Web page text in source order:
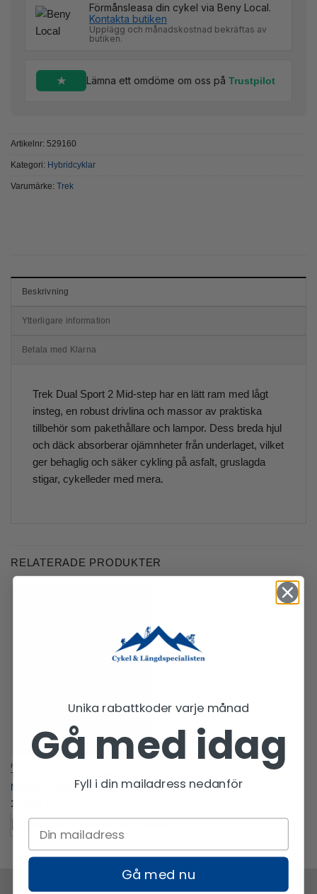
Förmånsleasa din cykel via Beny Local.
Kontakta butiken
Upplägg och månadskostnad bekräftas av
butiken.
Lämna ett omdöme om oss på Trustpilot
Artikelnr: 529160
Kategori: Hybridcyklar
Varumärke: Trek
Beskrivning
Ytterligare information
Betala med Klarna
Trek Dual Sport 2 Mid-step har en lätt ram med lågt
insteg, en robust drivlina och massor av praktiska
tillbehör som pakethållare och lampor. Dess breda hjul
och däck absorberar ojämnheter från underlaget, vilket
ger behaglig och säker cykling på asfalt, gruslagda
stigar, cykelleder med mera.
RELATERADE PRODUKTER
HYBRIDCYKLAR
Trek FX Sport AL Equipped
Midstep – 2026
10 999
Unika rabattkoder varje månad
Gå med idag
Fyll i din mailadress nedanför
Gå med nu